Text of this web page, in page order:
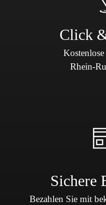
Click
Rhein-
Sichere
Bezahlen Sie mit